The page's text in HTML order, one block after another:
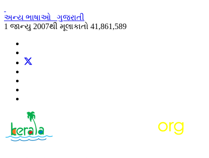
અન્ય ભાષાઓ
ગુજરાતી
1 જાન્યુ 2007થી મૂલાકાતો 41,861,589